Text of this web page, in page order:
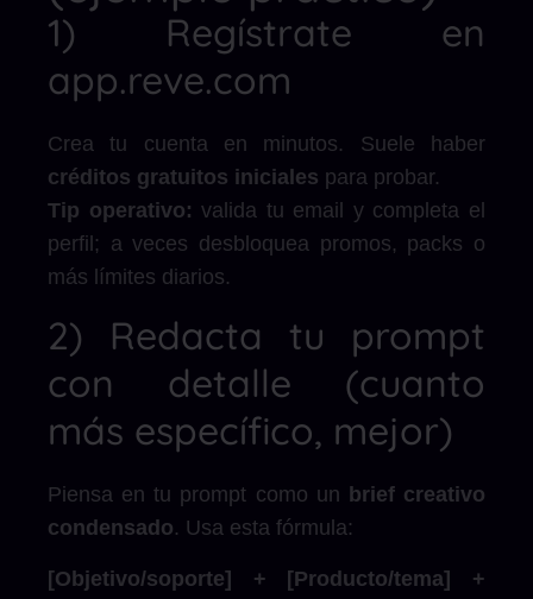
1) Regístrate en
app.reve.com
Crea tu cuenta en minutos. Suele haber
créditos gratuitos iniciales para probar.
Tip operativo: valida tu email y completa el
perfil; a veces desbloquea promos, packs o
más límites diarios.
2) Redacta tu prompt
con detalle (cuanto
más específico, mejor)
Piensa en tu prompt como un brief creativo
condensado. Usa esta fórmula:
[Objetivo/soporte] + [Producto/tema] +